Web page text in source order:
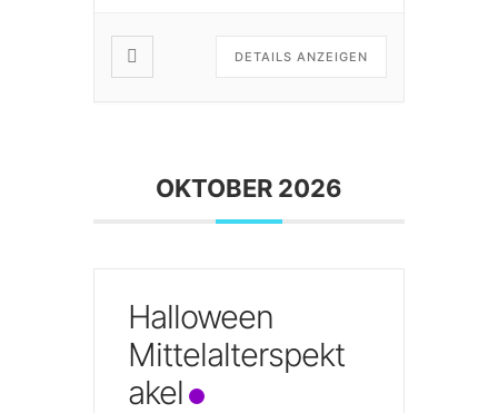
DETAILS ANZEIGEN
OKTOBER 2026
Halloween
Mittelalterspekt
akel